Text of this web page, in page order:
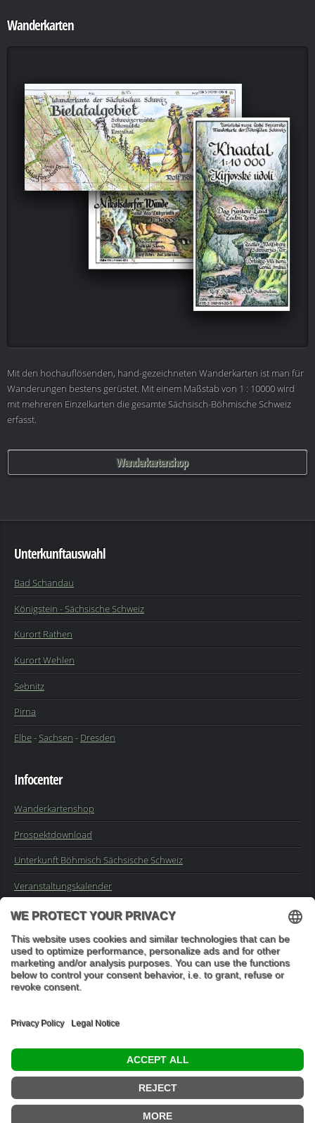
Wanderkarten
Mit den hochauflösenden, hand-gezeichneten Wanderkarten ist man für
Wanderungen bestens gerüstet. Mit einem Maßstab von 1 : 10000 wird
mit mehreren Einzelkarten die gesamte Sächsisch-Böhmische Schweiz
erfasst.
Wanderkartenshop
Unterkunftauswahl
Bad Schandau
Königstein - Sächsische Schweiz
Kurort Rathen
Kurort Wehlen
Sebnitz
Pirna
Elbe-Sachsen - Dresden
Infocenter
Wanderkartenshop
Prospektdownload
Unterkunft Böhmisch Sächsische Schweiz
Veranstaltungskalender
Impressum
Buchungsanfrage
"In den Wäldern sind Dinge, über die nachzudenken man jahrelang
im Moos liegen könnte." (Franz Kafka)